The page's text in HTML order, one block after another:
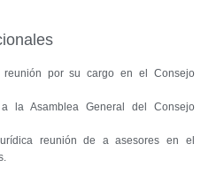
por su cargo en el Consejo
la Asamblea General del Consejo
reunión de a asesores en el